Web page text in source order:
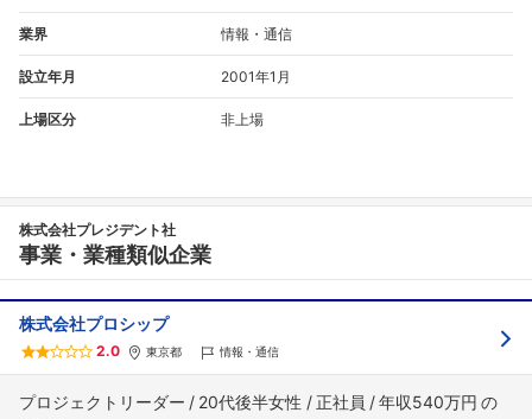
こちらの企業もフォローしませんか？
業界 情報・通信
設立年月 2001年1月
上場区分 非上場
株式会社プレジデント社
事業・業種類似企業
株式会社プロシップ
2.0 東京都 情報・通信
プロジェクトリーダー 20代後半女性 正社員 年収540万円